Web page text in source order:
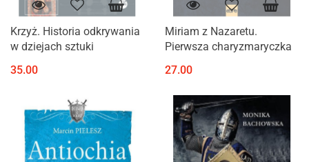
Krzyż. Historia odkrywania
w dziejach sztuki
35.00
Miriam z Nazaretu.
Pierwsza charyzmaryczka
27.00